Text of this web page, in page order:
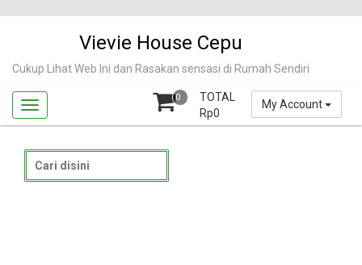
Vievie House Cepu
Cukup Lihat Web Ini dan Rasakan sensasi di Rumah Sendiri
My Account
0
TOTAL
Rp0
for: